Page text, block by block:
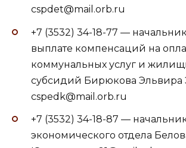
cspdet@mail.orb.ru
+7 (3532) 34-18-77 —
выплате компенсаций на
коммунальных услуг и
субсидий Бирюкова Эльвира
cspedk@mail.orb.ru
+7 (3532) 34-18-87 —
экономического отдела